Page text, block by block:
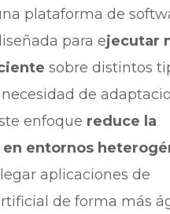
plataforma de
para ejecutar
sobre distintos
de
enfoque reduce la
entornos
aplicaciones de
de forma más